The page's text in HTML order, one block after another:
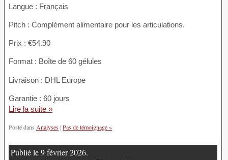
Langue : Français
Pitch : Complément alimentaire pour les articulations.
Prix : €54.90
Format : Boîte de 60 gélules
Livraison : DHL Europe
Garantie : 60 jours
Lire la suite »
Posté dans Analyses|Pas de témoignage »
Publié le 9 février 2026.